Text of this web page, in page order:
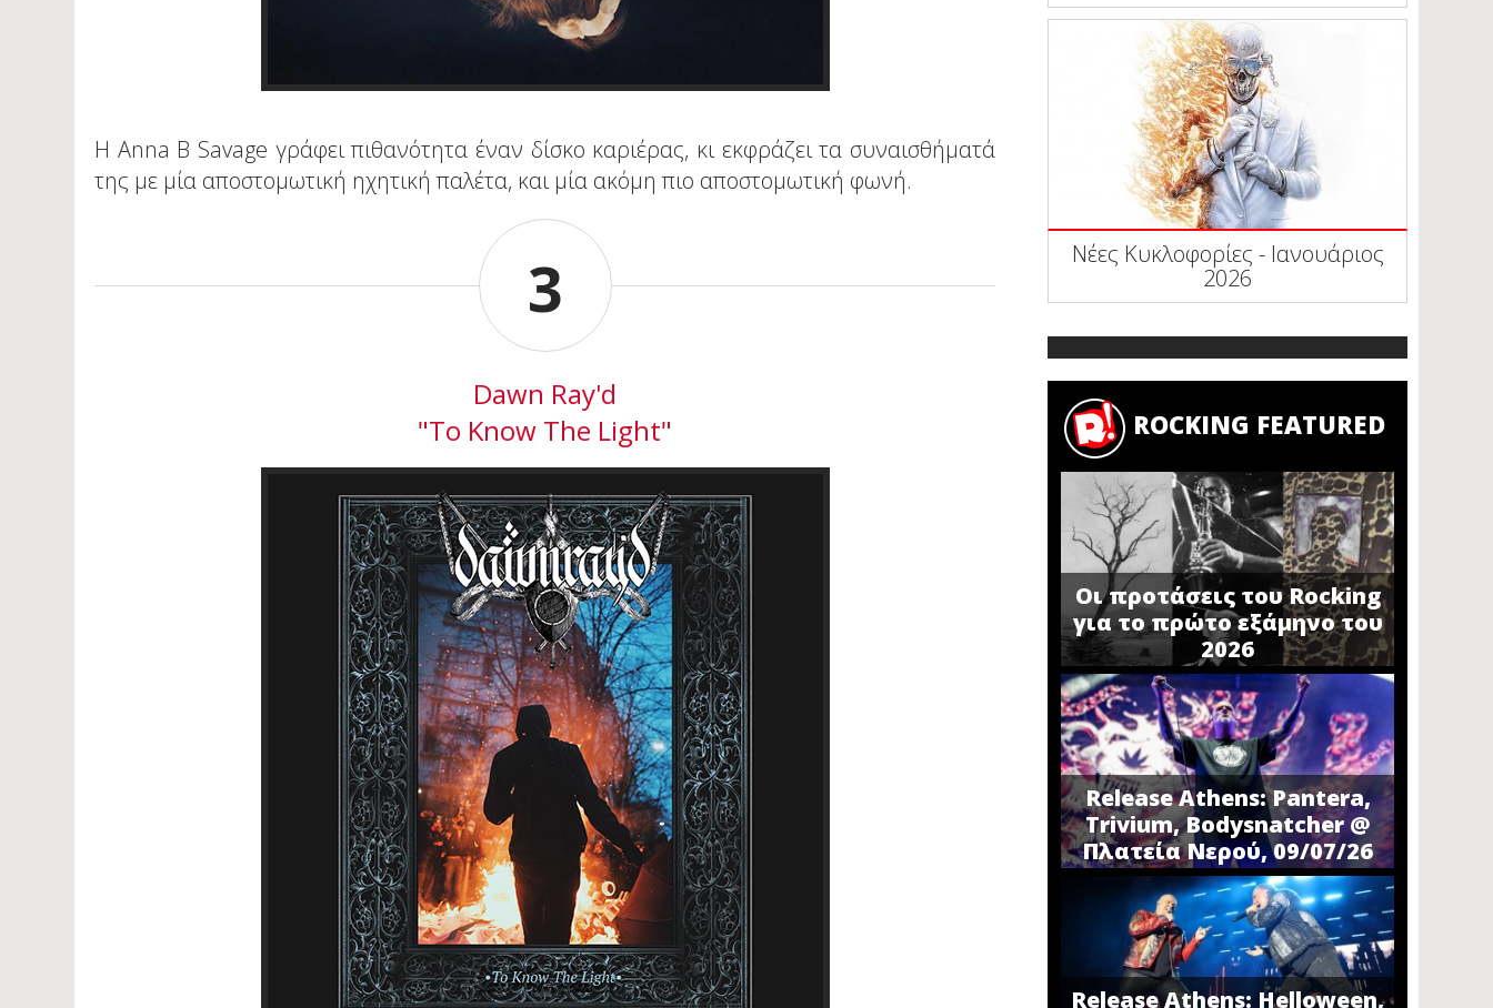
Η Anna B Savage γράφει πιθανότητα έναν δίσκο καριέρας, κι εκφράζει τα συναισθήματά
της με μία αποστομωτική ηχητική παλέτα, και μία ακόμη πιο αποστομωτική φωνή.
3
Dawn Ray'd
"To Know The Light"
Νέες Κυκλοφορίες - Ιανουάριος
2026
ROCKING FEATURED
Οι προτάσεις του Rocking
για το πρώτο εξάμηνο του
2026
Release Athens: Pantera,
Trivium, Bodysnatcher @
Πλατεία Νερού, 09/07/26
Release Athens: Helloween,